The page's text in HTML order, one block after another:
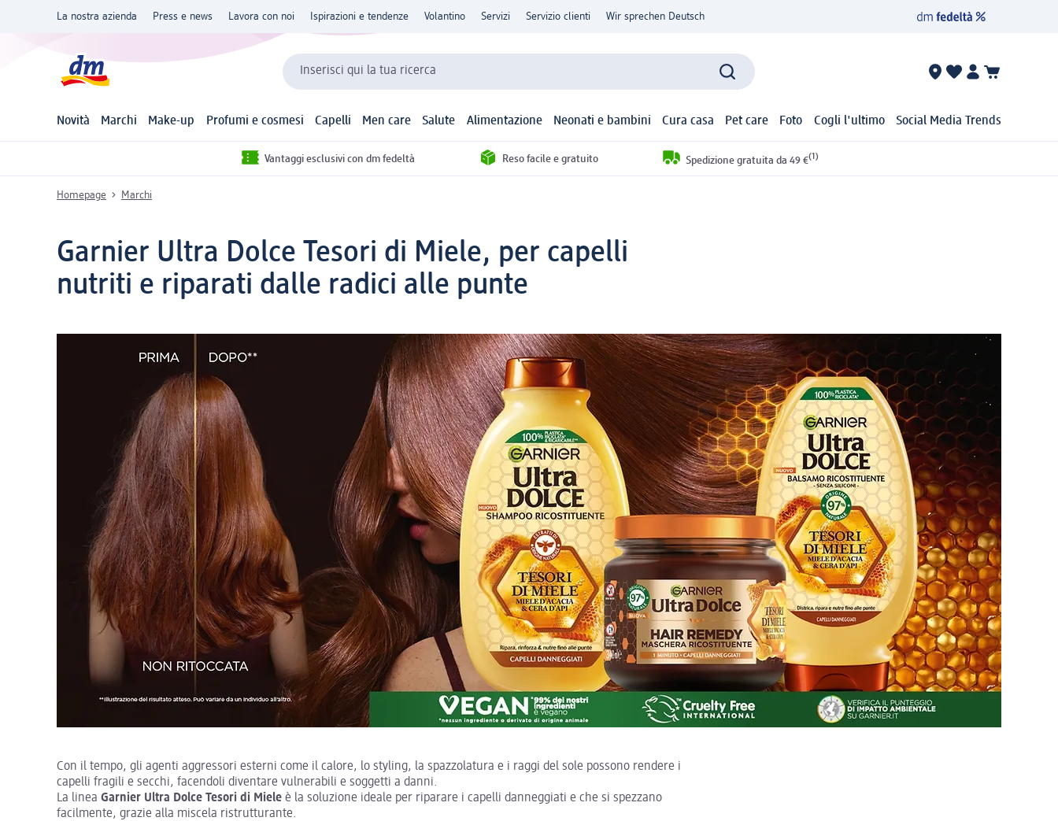
La nostra azienda Press e news Lavora con noi Ispirazioni e tendenze Volantino Servizi Servizio clienti Wir sprechen Deutsch
Inserisci qui la tua ricerca
Novità Marchi Make-up Profumi e cosmesi Capelli Men care Salute Alimentazione Neonati e bambini Cura casa Pet care Foto Cogli l'ultimo Social Media Trends
Vantaggi esclusivi con dm fedeltà Reso facile e gratuito Spedizione gratuita da 49 €(1)
Homepage Marchi
Garnier Ultra Dolce Tesori di Miele, per capelli
nutriti e riparati dalle radici alle punte
Con il tempo, gli agenti aggressori esterni come il calore, lo styling, la spazzolatura e i raggi del sole possono rendere i
capelli fragili e secchi, facendoli diventare vulnerabili e soggetti a danni.
La linea Garnier Ultra Dolce Tesori di Miele è la soluzione ideale per riparare i capelli danneggiati e che si spezzano
facilmente, grazie alla miscela ristrutturante.